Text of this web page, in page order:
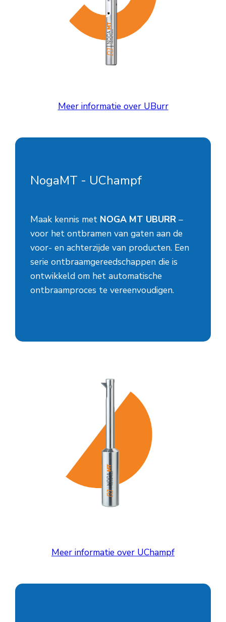
Meer informatie over UBurr
NogaMT - UChampf
Maak kennis met NOGA MT UBURR –
voor het ontbramen van gaten aan de
voor- en achterzijde van producten. Een
serie ontbraamgereedschappen die is
ontwikkeld om het automatische
ontbraamproces te vereenvoudigen.
Meer informatie over UChampf